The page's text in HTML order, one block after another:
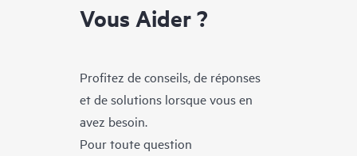
Vous Aider ?
Profitez de conseils, de réponses
et de solutions lorsque vous en
avez besoin.
Pour toute question